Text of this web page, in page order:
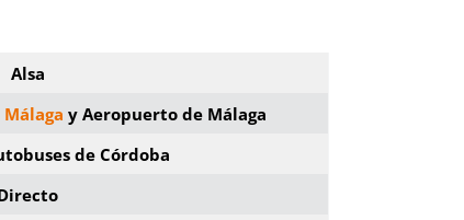
Alsa
y Aeropuerto de Málaga
de Córdoba